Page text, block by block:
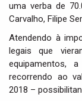
uma verba de
Carvalho, Filipe
Atendendo à
legais que
equipamentos,
recorrendo ao
2018 –